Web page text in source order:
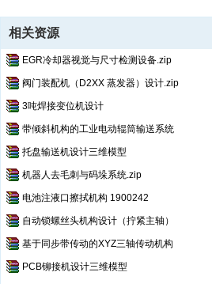
相关资源
EGR冷却器视觉与尺寸检测设备.zip
阀门装配机（D2XX 蒸发器）设计.zip
3吨焊接变位机设计
带倾斜机构的工业电动辊筒输送系统
托盘输送机设计三维模型
机器人去毛刺与码垛系统.zip
电池注液口擦拭机构 1900242
自动锁螺丝头机构设计（拧紧主轴）
基于同步带传动的XYZ三轴传动机构
PCB铆接机设计三维模型